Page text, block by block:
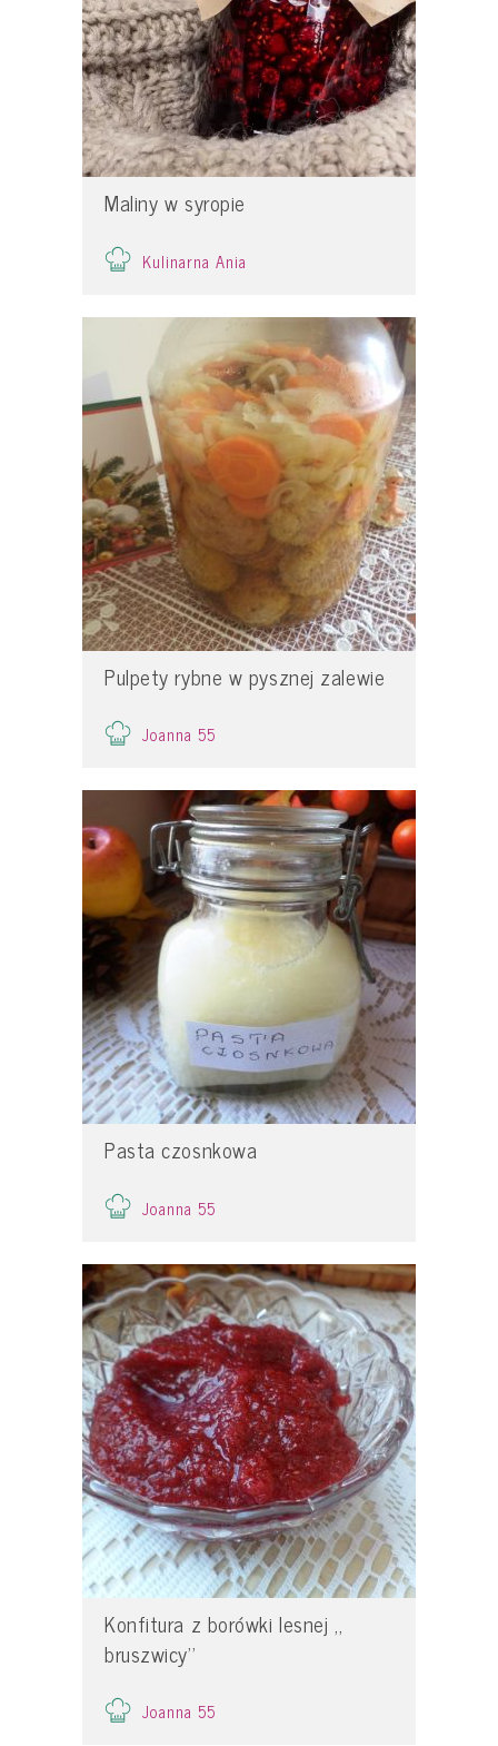
Maliny w syropie
Kulinarna Ania
Pulpety rybne w pysznej zalewie
Joanna 55
Pasta czosnkowa
Joanna 55
Konfitura z borówki lesnej ,,
bruszwicy’’
Joanna 55